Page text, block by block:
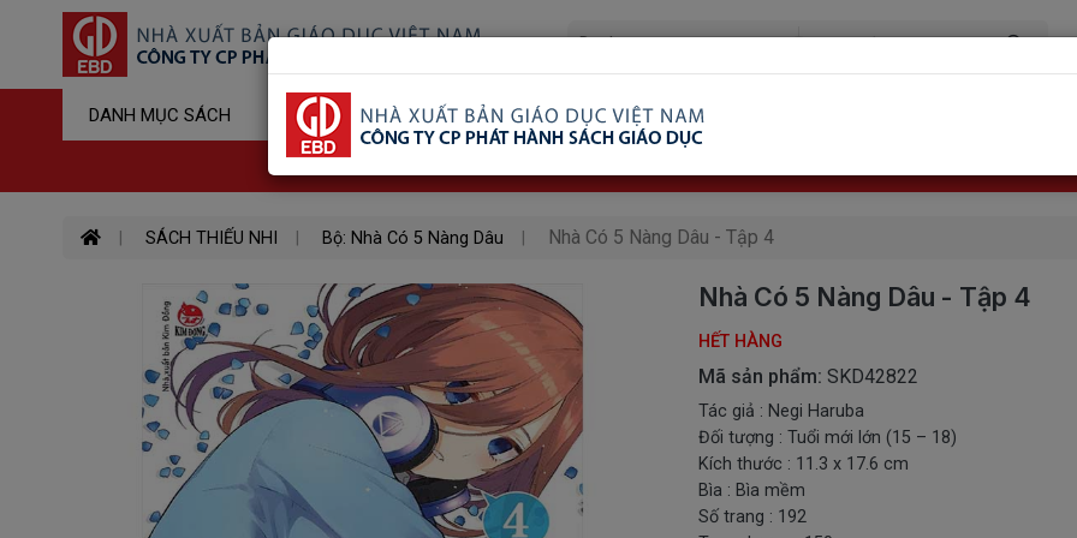
DANH MỤC SÁCH Sản Phẩm Đã Xem Ship COD Trên Toàn Quốc
SÁCH THIẾU NHI Bộ: Nhà Có 5 Nàng Dâu Nhà Có 5 Nàng Dâu - Tập 4
Nhà Có 5 Nàng Dâu - Tập 4
HẾT HÀNG
Mã sản phẩm: SKD42822
Tác giả : Negi Haruba
Đối tượng : Tuổi mới lớn (15 – 18)
Kích thước : 11.3 x 17.6 cm
Bìa : Bìa mềm
Số trang : 192